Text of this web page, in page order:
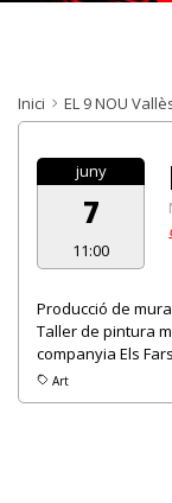
Inici EL 9 NOU
juny
7
11:00
Art
Producció de
Taller de pintura
companyia Els